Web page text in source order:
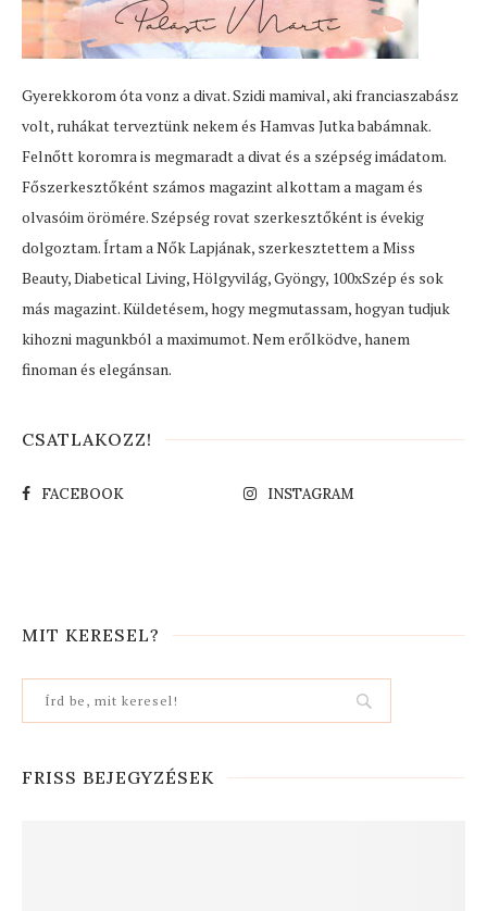
Gyerekkorom óta vonz a divat. Szidi mamival, aki franciaszabász
volt, ruhákat terveztünk nekem és Hamvas Jutka babámnak.
Felnőtt koromra is megmaradt a divat és a szépség imádatom.
Főszerkesztőként számos magazint alkottam a magam és
olvasóim örömére. Szépség rovat szerkesztőként is évekig
dolgoztam. Írtam a Nők Lapjának, szerkesztettem a Miss
Beauty, Diabetical Living, Hölgyvilág, Gyöngy, 100xSzép és sok
más magazint. Küldetésem, hogy megmutassam, hogyan tudjuk
kihozni magunkból a maximumot. Nem erőlködve, hanem
finoman és elegánsan.
CSATLAKOZZ!
FACEBOOK INSTAGRAM
MIT KERESEL?
FRISS BEJEGYZÉSEK